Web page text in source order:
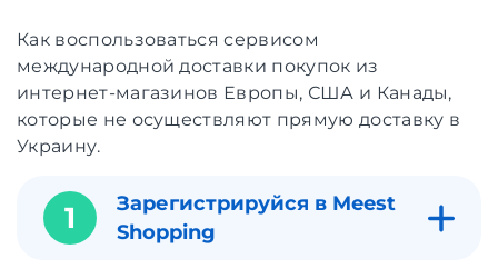
Как воспользоваться сервисом
международной доставки покупок из
интернет-магазинов Европы, США и Канады,
которые не осуществляют прямую доставку в
Украину.
1
Зарегистрируйся в Meest
Shopping